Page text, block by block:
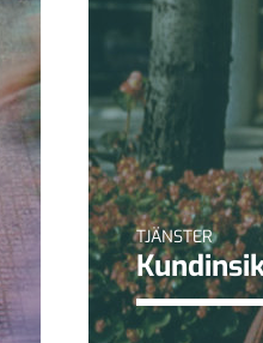
TJÄNSTER